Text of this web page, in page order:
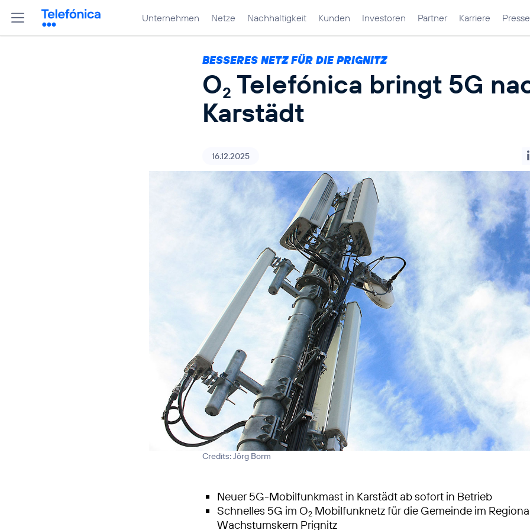
Unternehmen Netze Nachhaltigkeit Kunden Investoren Partner Karriere Presse
BESSERES NETZ FÜR DIE PRIGNITZ
O2 Telefónica bringt 5G
Karstädt
16.12.2025
Credits: Jörg Borm
Neuer 5G-Mobilfunkmast in Karstädt ab sofort in Betrieb
Schnelles 5G im O2 Mobilfunknetz für die Gemeinde im
Wachstumskern Prignitz